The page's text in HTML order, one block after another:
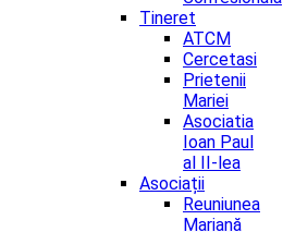
Tineret
ATCM
Cercetasi
Prietenii
Mariei
Asociatia
Ioan Paul
al II-lea
Asociații
Reuniunea
Mariană